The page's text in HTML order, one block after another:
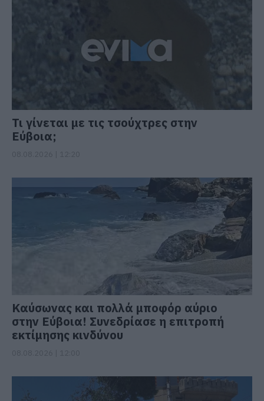
Τι γίνεται με τις τσούχτρες στην
Εύβοια;
Καύσωνας και πολλά μποφόρ αύριο
στην Εύβοια! Συνεδρίασε η επιτροπή
εκτίμησης κινδύνου